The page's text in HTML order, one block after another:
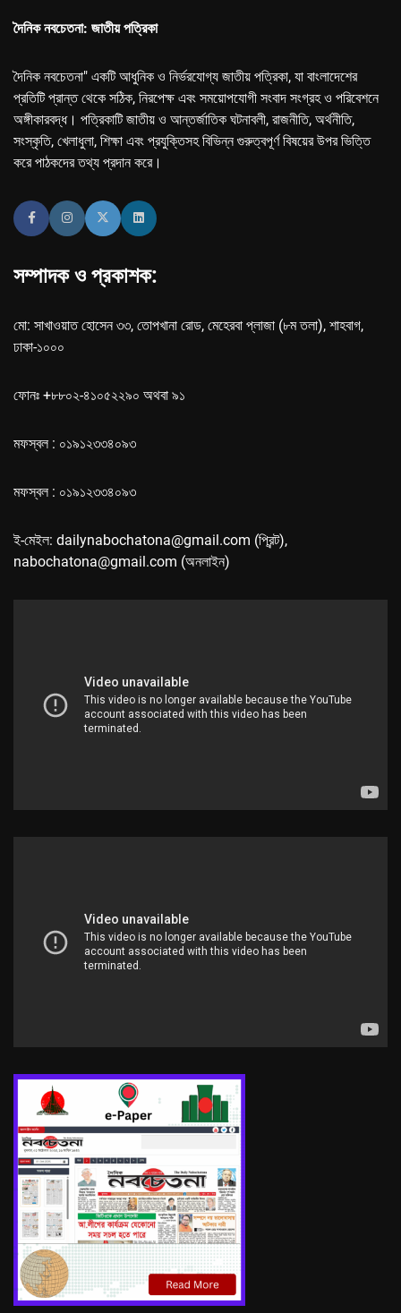
দৈনিক নবচেতনা: জাতীয় পত্রিকা
দৈনিক নবচেতনা" একটি আধুনিক ও নির্ভরযোগ্য জাতীয় পত্রিকা, যা বাংলাদেশের
প্রতিটি প্রান্ত থেকে সঠিক, নিরপেক্ষ এবং সময়োপযোগী সংবাদ সংগ্রহ ও পরিবেশনে
অঙ্গীকারবদ্ধ। পত্রিকাটি জাতীয় ও আন্তর্জাতিক ঘটনাবলী, রাজনীতি, অর্থনীতি,
সংস্কৃতি, খেলাধুলা, শিক্ষা এবং প্রযুক্তিসহ বিভিন্ন গুরুত্বপূর্ণ বিষয়ের উপর ভিত্তি
করে পাঠকদের তথ্য প্রদান করে।
সম্পাদক ও প্রকাশক:
মো: সাখাওয়াত হোসেন ৩৩, তোপখানা রোড, মেহেরবা প্লাজা (৮ম তলা), শাহবাগ,
ঢাকা-১০০০
ফোনঃ +৮৮০২-৪১০৫২২৯০ অথবা ৯১
মফস্বল : ০১৯১২৩৩৪০৯৩
মফস্বল : ০১৯১২৩৩৪০৯৩
ই-মেইল: dailynabochatona@gmail.com (প্রিন্ট),
nabochatona@gmail.com (অনলাইন)